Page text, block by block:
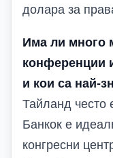
долара за
Има ли много
конференции
и кои са най-
Тайланд често
Банкок е
конгресни